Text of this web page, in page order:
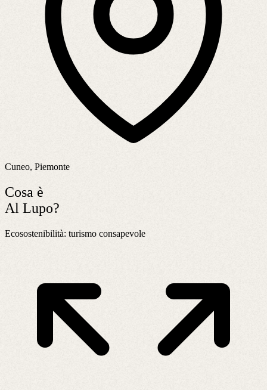
Cuneo, Piemonte
Cosa è
Al Lupo?
Ecosostenibilità: turismo consapevole